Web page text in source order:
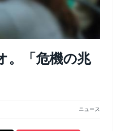
。「危機の兆
ニュース